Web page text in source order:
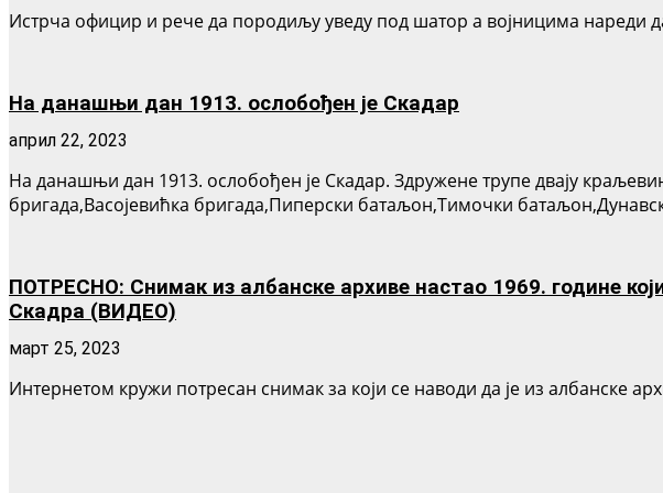
Истрча официр и рече да породиљу уведу под шатор а војницима нареди
На данашњи дан 1913. ослобођен је Скадар
април 22, 2023
На данашњи дан 1913. ослобођен је Скадар. Здружене трупе двају
бригада,Васојевићка бригада,Пиперски батаљон,Тимочки
ПОТРЕСНО: Снимак из албанске архиве настао 1969. године
Скадра (ВИДЕО)
март 25, 2023
Интернетом кружи потресан снимак за који се наводи да је из албанске